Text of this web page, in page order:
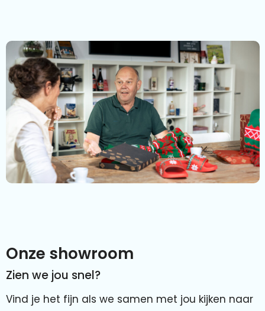
Onze showroom
Zien we jou snel?
Vind je het fijn als we samen met jou kijken naar